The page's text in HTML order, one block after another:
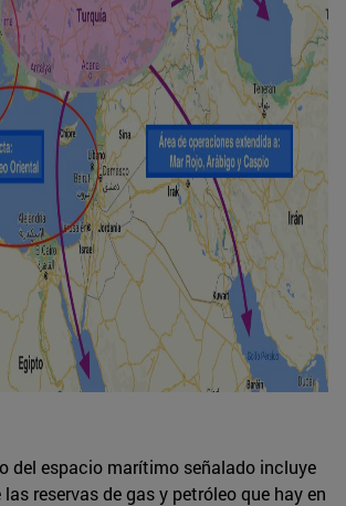
del espacio marítimo señalado incluye
reservas de gas y petróleo que hay en